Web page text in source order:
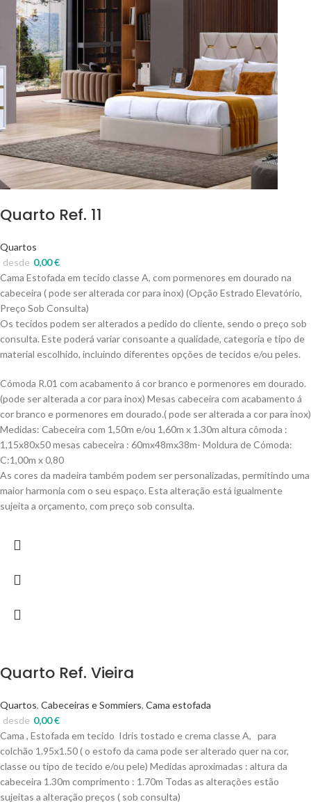
Quarto Ref. 11
Quartos
0,00€
desde
Cama Estofada em tecido classe A, com pormenores em dourado na
cabeceira ( pode ser alterada cor para inox) (Opção Estrado Elevatório,
Preço Sob Consulta)
Os tecidos podem ser alterados a pedido do cliente, sendo o preço sob
consulta. Este poderá variar consoante a qualidade, categoria e tipo de
material escolhido, incluindo diferentes opções de tecidos e/ou peles.
Cómoda R.01 com acabamento á cor branco e pormenores em dourado.
(pode ser alterada a cor para inox) Mesas cabeceira com acabamento á
cor branco e pormenores em dourado.( pode ser alterada a cor para inox)
Medidas: Cabeceira com 1,50m e/ou 1,60m x 1.30m altura cômoda :
1,15x80x50 mesas cabeceira : 60mx48mx38m- Moldura de Cómoda:
C:1,00m x 0,80
As cores da madeira também podem ser personalizadas, permitindo uma
maior harmonia com o seu espaço. Esta alteração está igualmente
sujeita a orçamento, com preço sob consulta.
Quarto Ref. Vieira
Quartos, Cabeceiras e Sommiers, Cama estofada
0,00€
desde
Cama , Estofada em tecido Idris tostado e crema classe A, para
colchão 1.95x1.50 ( o estofo da cama pode ser alterado quer na cor,
classe ou tipo de tecido e/ou pele) Medidas aproximadas : altura da
cabeceira 1.30m comprimento : 1.70m Todas as alterações estão
sujeitas a alteração preços ( sob consulta)